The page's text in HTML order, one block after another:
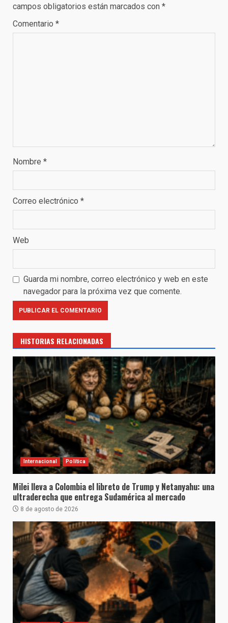
campos obligatorios están marcados con *
Comentario *
Nombre *
Correo electrónico *
Web
Guarda mi nombre, correo electrónico y web en este
navegador para la próxima vez que comente.
HISTORIAS RELACIONADAS
Internacional Política
Milei lleva a Colombia el libreto de Trump y Netanyahu: una
ultraderecha que entrega Sudamérica al mercado
8 de agosto de 2026